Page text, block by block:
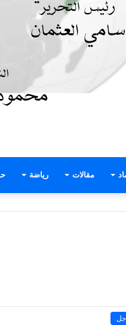
مقالات رياضة